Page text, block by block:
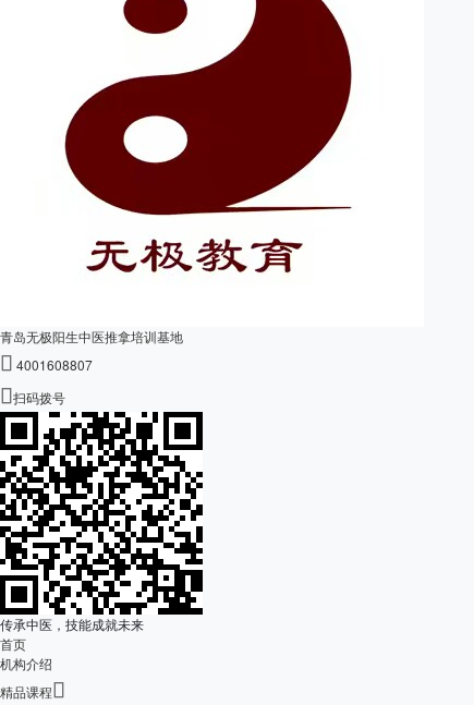
青岛无极阳生中医推拿培训基地
 4001608807
扫码拨号
传承中医，技能成就未来
首页
机构介绍
精品课程